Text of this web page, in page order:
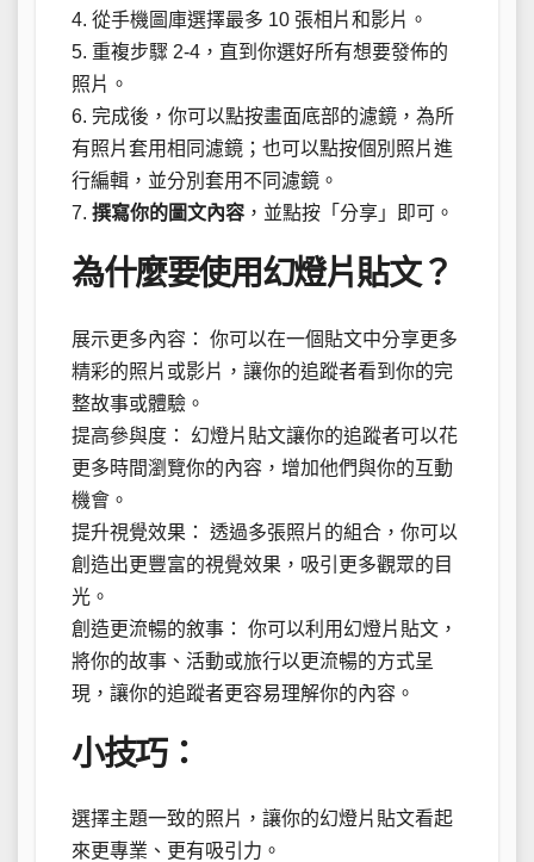
4. 從手機圖庫選擇最多 10 張相片和影片。
5. 重複步驟 2-4，直到你選好所有想要發佈的
照片。
6. 完成後，你可以點按畫面底部的濾鏡，為所
有照片套用相同濾鏡；也可以點按個別照片進
行編輯，並分別套用不同濾鏡。
7. 撰寫你的圖文內容 ，並點按「分享」即可。
為什麼要使用幻燈片貼文？
展示更多內容： 你可以在一個貼文中分享更多
精彩的照片或影片，讓你的追蹤者看到你的完
整故事或體驗。
提高參與度： 幻燈片貼文讓你的追蹤者可以花
更多時間瀏覽你的內容，增加他們與你的互動
機會。
提升視覺效果： 透過多張照片的組合，你可以
創造出更豐富的視覺效果，吸引更多觀眾的目
光。
創造更流暢的敘事： 你可以利用幻燈片貼文，
將你的故事、活動或旅行以更流暢的方式呈
現，讓你的追蹤者更容易理解你的內容。
小技巧：
選擇主題一致的照片，讓你的幻燈片貼文看起
來更專業、更有吸引力。